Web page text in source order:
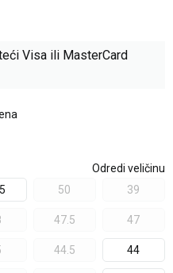
Visa ili MasterCard
Odredi veličinu
50 39
47.5 47
44.5 44